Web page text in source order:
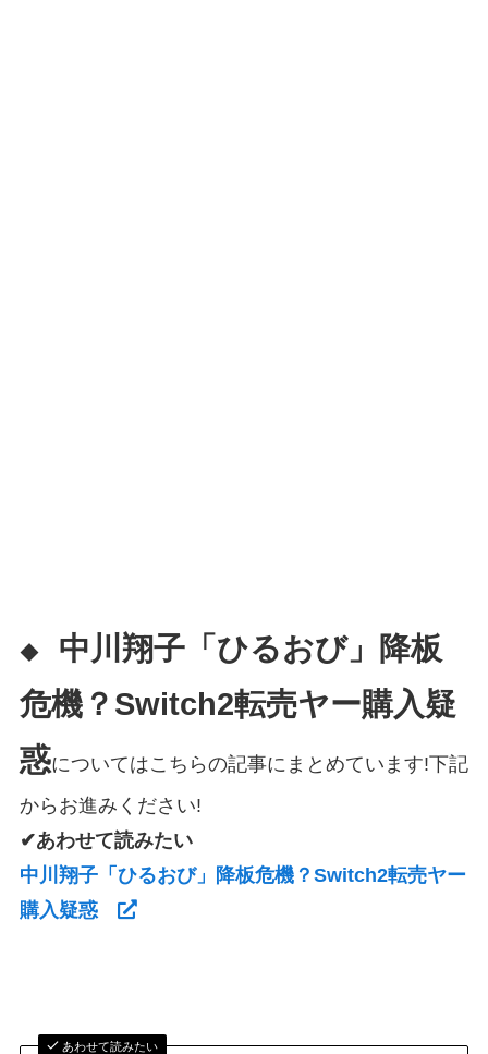
◆ 中川翔子「ひるおび」降板
危機？Switch2転売ヤー購入疑
惑についてはこちらの記事にまとめています!下記
からお進みください!
✔あわせて読みたい
中川翔子「ひるおび」降板危機？Switch2転売ヤー
購入疑惑
あわせて読みたい